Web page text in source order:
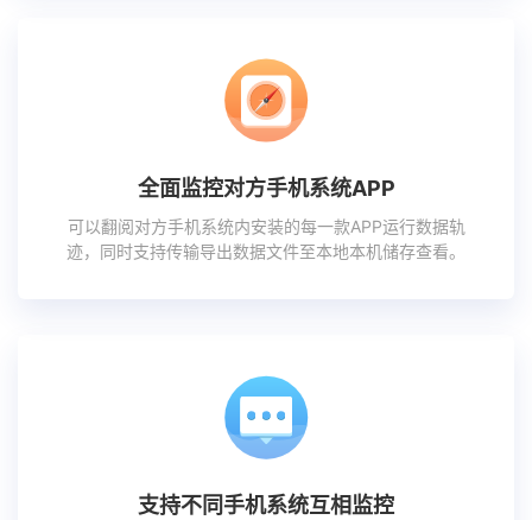
全面监控对方手机系统APP
可以翻阅对方手机系统内安装的每一款APP运行数据轨
迹，同时支持传输导出数据文件至本地本机储存查看。
支持不同手机系统互相监控